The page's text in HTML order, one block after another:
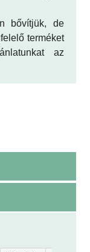
bővítjük, de
terméket
az